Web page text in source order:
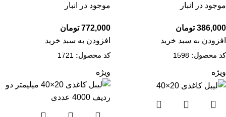
موجود در انبار
386,000 تومان
افزودن به سبد خرید
کد محصول: 1598
موجود در انبار
772,000 تومان
افزودن به سبد خرید
کد محصول: 1721
ویژه ویژه